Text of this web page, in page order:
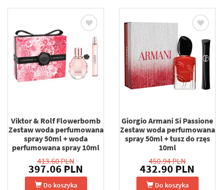
Viktor & Rolf Flowerbomb
Zestaw woda perfumowana
spray 50ml + woda
perfumowana spray 10ml
413.60 PLN
397.06 PLN
Do koszyka
Giorgio Armani Si Passione
Zestaw woda perfumowana
spray 50ml + tusz do rzęs
10ml
450.94 PLN
432.90 PLN
Do koszyka